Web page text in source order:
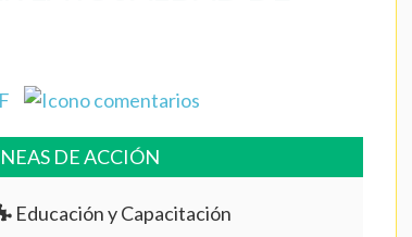
DE ACCIÓN
Educación y Capacitación